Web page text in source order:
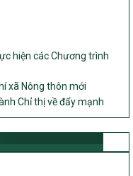
hiện các Chương trình
xã Nông thôn mới
Chỉ thị về đẩy mạnh
xây dựng nông thôn mới,
– xã hội vùng đồng bào
– 2030 trên địa bàn tỉnh